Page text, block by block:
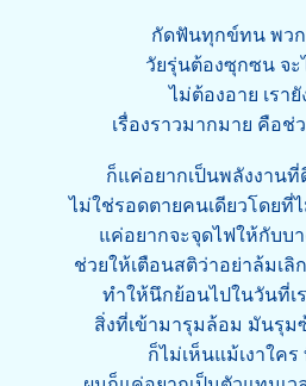
กัดฟันทุกข์ทน พว
วัยรุ่นต้องซุกซน จะ
ไม่ต้องอาย เรา
เรื่องราวมากมาย คือช่
ก็แค่อยากเป็นพลังงาน
ไม่ใช่รอดตายคนเดียวโดยที่
แค่อยากจะจุดไฟให้กับบ
ช่วยให้เตือนสติว่าอย่าล้มเลิ
ทำให้นึกย้อนไปในวันที่เ
สิ่งที่เข้ามารุมล้อม มันรุม
ก็ไม่เห็นแม้เงาใคร